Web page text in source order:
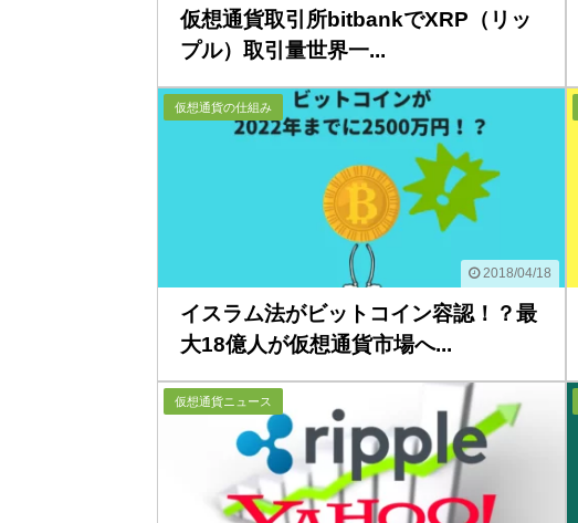
仮想通貨取引所bitbankでXRP（リッ
プル）取引量世界一...
2018/04/18
仮想通貨の仕組み
イスラム法がビットコイン容認！？最
大18億人が仮想通貨市場へ...
仮想通貨ニュース